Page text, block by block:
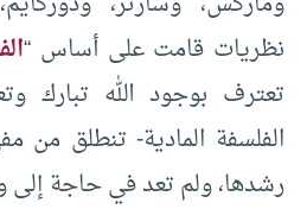
نظريات قامت على أساس “
تعترف بوجود الله تبارك
الفلسفة المادية- تنطلق من
رشدها، ولم تعد في حاجة إلى